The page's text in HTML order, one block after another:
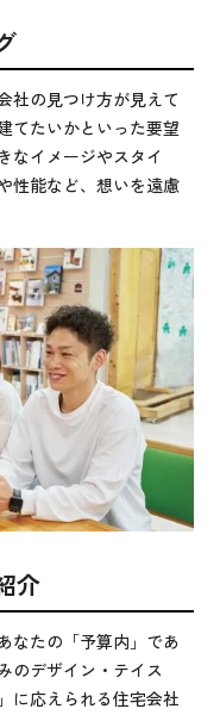
社の見つけ方が見えて
てたいかといった要望
なイメージやスタイ
性能など、想いを遠慮
介
なたの「予算内」であ
のデザイン・テイス
に応えられる住宅会社